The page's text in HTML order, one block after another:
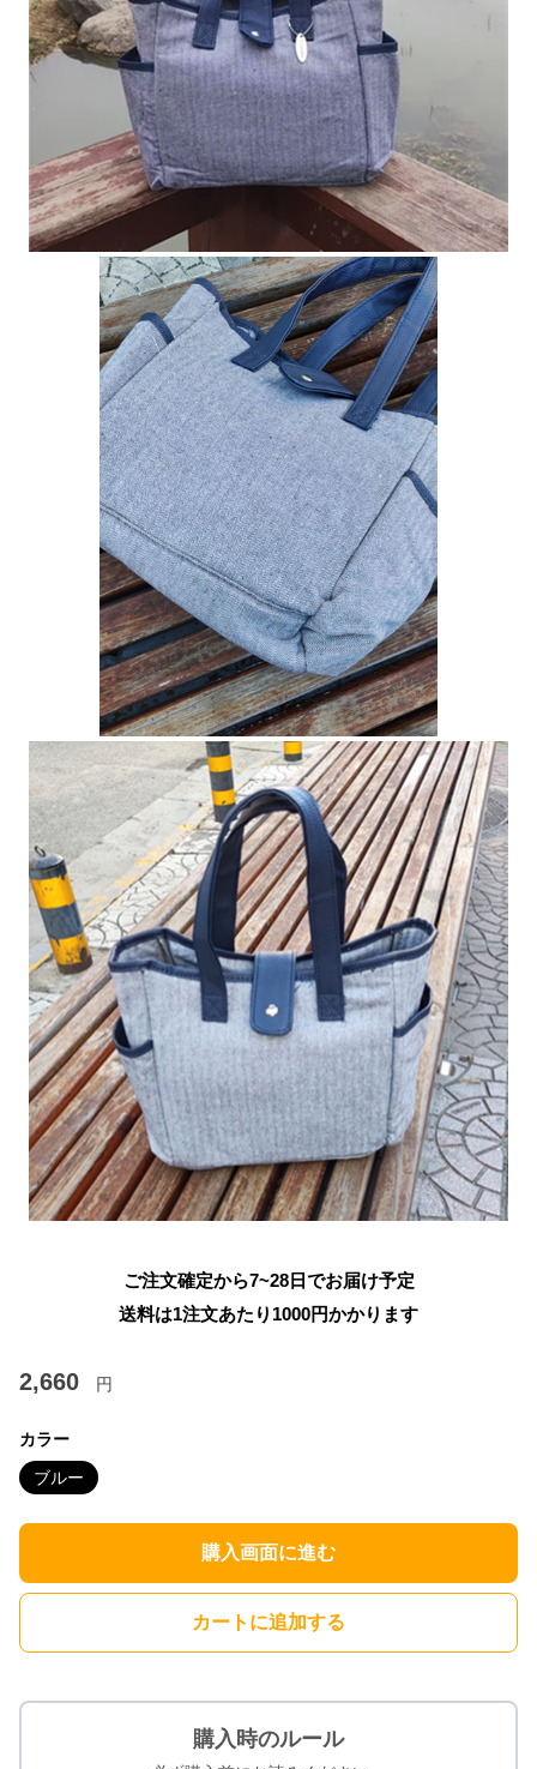
ご注文確定から7~28日でお届け予定
送料は1注文あたり 1000円かかります
2,660 円
カラー
ブルー
購入画面に進む
カートに追加する
購入時のルール